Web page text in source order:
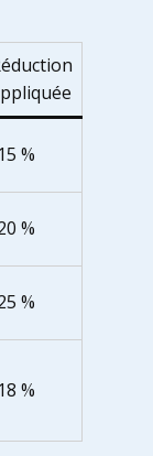
%
%
%
%